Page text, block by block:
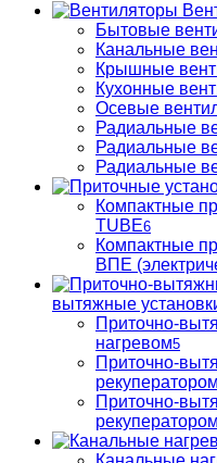
Бытовые
Канальные
Крышные
Кухонные
Осевые
Радиальные
Радиальные
Радиальные
Компактные
TUBE6
Компактные
ВПЕ
вытяжные
Приточно-
нагревом5
Приточно-
Приточно-